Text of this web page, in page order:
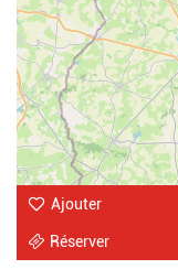
Ajouter
Réserver